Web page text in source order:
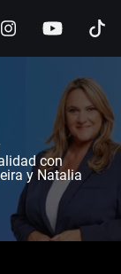
con
y Natalia